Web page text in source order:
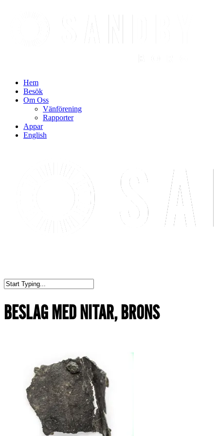
Hem
Besök
Om Oss
Vänförening
Rapporter
Appar
English
BESLAG MED NITAR, BRONS